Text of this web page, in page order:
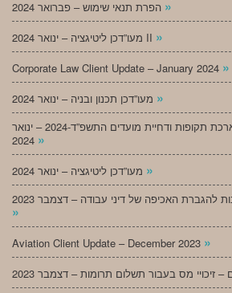
»
מעו”דכן ליטיגציה – ינואר 2024 II »
Corporate Law Client Update – January 2024 »
»
מעו”דכן רגולציה – צו הארכת תקופות ודחיית מועדים התשפ”ד-2024 – ינואר
»
»
להגברת האכיפה של דיני עבודה – דצמבר 2023
»
Aviation Client Update – December 2023 »